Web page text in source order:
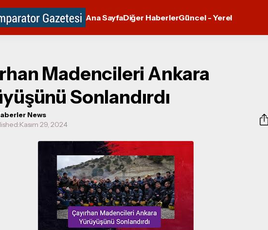
Ana SayfaDiğer HaberlerGüncel - Yerel
Madencileri Ankara
Sonlandırdı
News
Kasım 29, 2024
KEMAL CEYHAN: “KÖTÜ
SES YOKTUR, EĞİTİMSİZ
SES VARDIR